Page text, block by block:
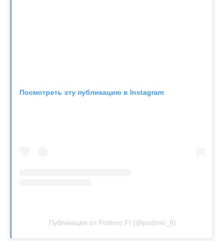
Посмотреть эту публикацию в Instagram
Публикация от Podimo FI (@podimo_fi)